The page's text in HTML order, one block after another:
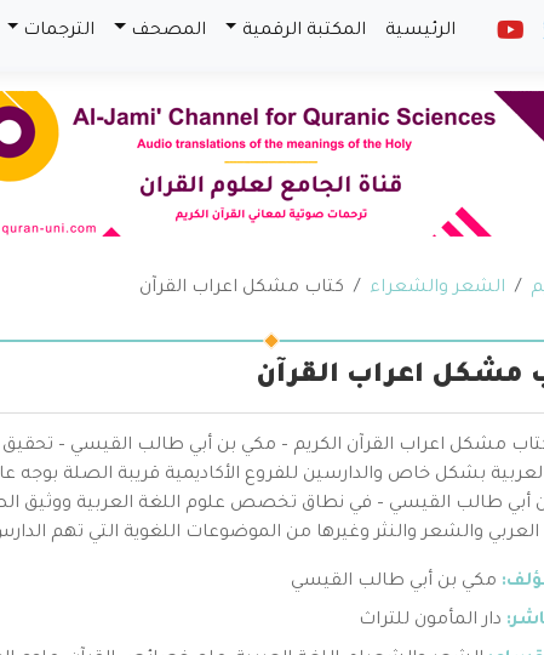
الرئيسية المكتبة الرقمية المصحف الترجمات
الشعر والشعراء كتاب مشكل اعراب القرآن
مشكل اعراب القرآن
مشكل اعراب القرآن الكريم – مكي بن أبي طالب القيسي –
بشكل خاص والدارسين للفروع الأكاديمية قريبة الصلة
أبي طالب القيسي – في نطاق تخصص علوم اللغة العربية ووثيق
العربي والشعر والنثر وغيرها من الموضوعات اللغوية التي تهم
مكي بن أبي طالب القيسي
دار المأمون للتراث